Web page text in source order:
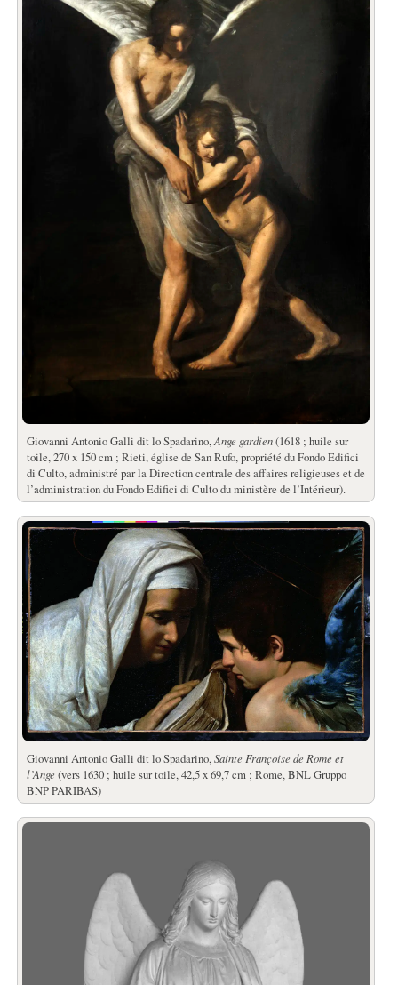
Giovanni Antonio Galli dit lo Spadarino,Ange gardien(1618 ; huile sur
toile, 270 x 150 cm ; Rieti, église de San Rufo, propriété du Fondo Edifici
di Culto, administré par la Direction centrale des affaires religieuses et de
l’administration du Fondo Edifici di Culto du ministère de l’Intérieur).
Giovanni Antonio Galli dit lo Spadarino,Sainte Françoise de Rome et
l’Ange (vers 1630 ; huile sur toile, 42,5 x 69,7 cm ; Rome, BNL Gruppo
BNP PARIBAS)